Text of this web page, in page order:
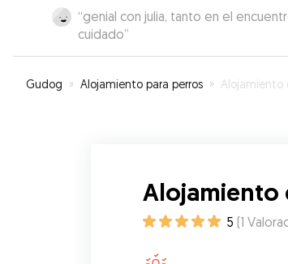
“genial con julia, tanto en el
cuidado”
Gudog » Alojamiento para perros » Alojamiento
Alojamiento
5 (1